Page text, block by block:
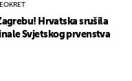
Hrvatska srušila
Svjetskog prvenstva